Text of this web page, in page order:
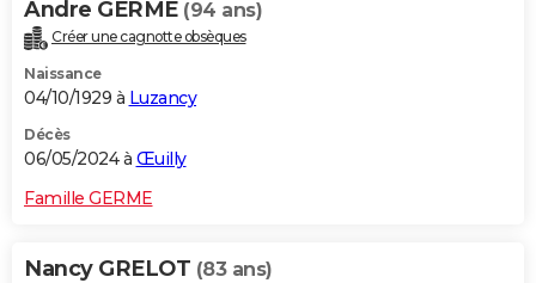
Andre GERME (94 ans)
Créer une cagnotte obsèques
Naissance
04/10/1929 à Luzancy
Décès
06/05/2024 à Œuilly
Famille GERME
Nancy GRELOT (83 ans)